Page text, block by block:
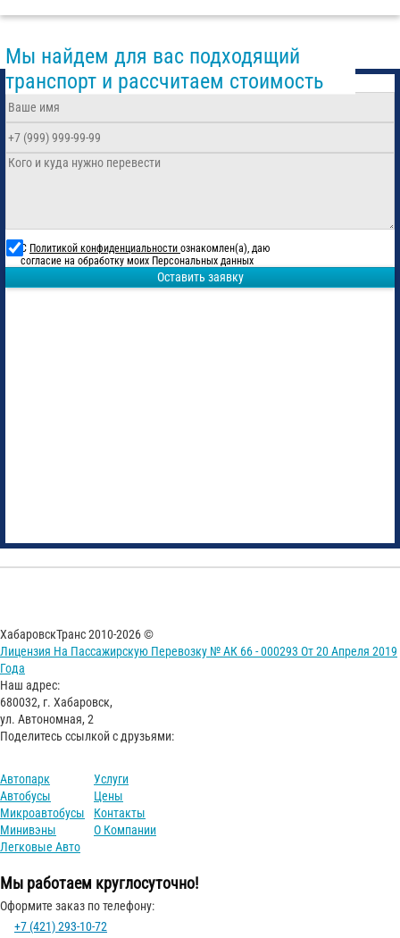
Мы найдем для вас подходящий
транспорт и рассчитаем стоимость
С Политикой конфиденциальности ознакомлен(а), даю
согласие на обработку моих Персональных данных
Оставить заявку
ХабаровскТранс 2010-2026 ©
Лицензия На Пассажирскую Перевозку № АК 66 - 000293 От 20 Апреля 2019
Года
Наш адрес:
680032, г. Хабаровск,
ул. Автономная, 2
Поделитесь ссылкой с друзьями:
Автопарк
Автобусы
Микроавтобусы
Минивэны
Легковые Авто
Услуги
Цены
Контакты
О Компании
Мы работаем круглосуточно!
Оформите заказ по телефону:
+7 (421) 293-10-72